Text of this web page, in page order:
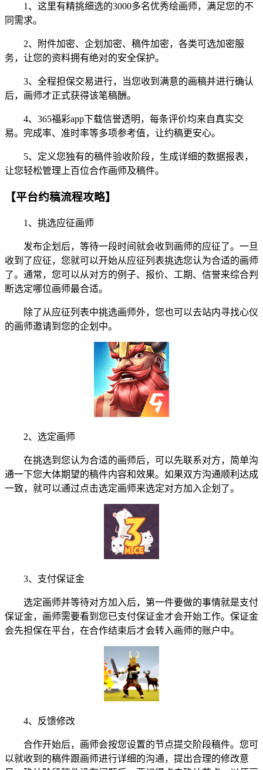
1、这里有精挑细选的3000多名优秀绘画师，满足您的不
同需求。
2、附件加密、企划加密、稿件加密，各类可选加密服
务，让您的资料拥有绝对的安全保护。
3、全程担保交易进行，当您收到满意的画稿并进行确认
后，画师才正式获得该笔稿酬。
4、365福彩app下载信誉透明，每条评价均来自真实交
易。完成率、准时率等多项参考值，让约稿更安心。
5、定义您独有的稿件验收阶段，生成详细的数据报表，
让您轻松管理上百位合作画师及稿件。
【平台约稿流程攻略】
1、挑选应征画师
发布企划后，等待一段时间就会收到画师的应征了。一旦
收到了应征，您就可以开始从应征列表挑选您认为合适的画师
了。通常，您可以从对方的例子、报价、工期、信誉来综合判
断选定哪位画师最合适。
除了从应征列表中挑选画师外，您也可以去站内寻找心仪
的画师邀请到您的企划中。
2、选定画师
在挑选到您认为合适的画师后，可以先联系对方，简单沟
通一下您大体期望的稿件内容和效果。如果双方沟通顺利达成
一致，就可以通过点击选定画师来选定对方加入企划了。
3、支付保证金
选定画师并等待对方加入后，第一件要做的事情就是支付
保证金，画师需要看到您已支付保证金才会开始工作。保证金
会先担保在平台，在合作结束后才会转入画师的账户中。
4、反馈修改
合作开始后，画师会按您设置的节点提交阶段稿件。您可
以就收到的稿件跟画师进行详细的沟通，提出合理的修改意